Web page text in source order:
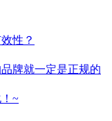
性？
牌就一定是正规的
~